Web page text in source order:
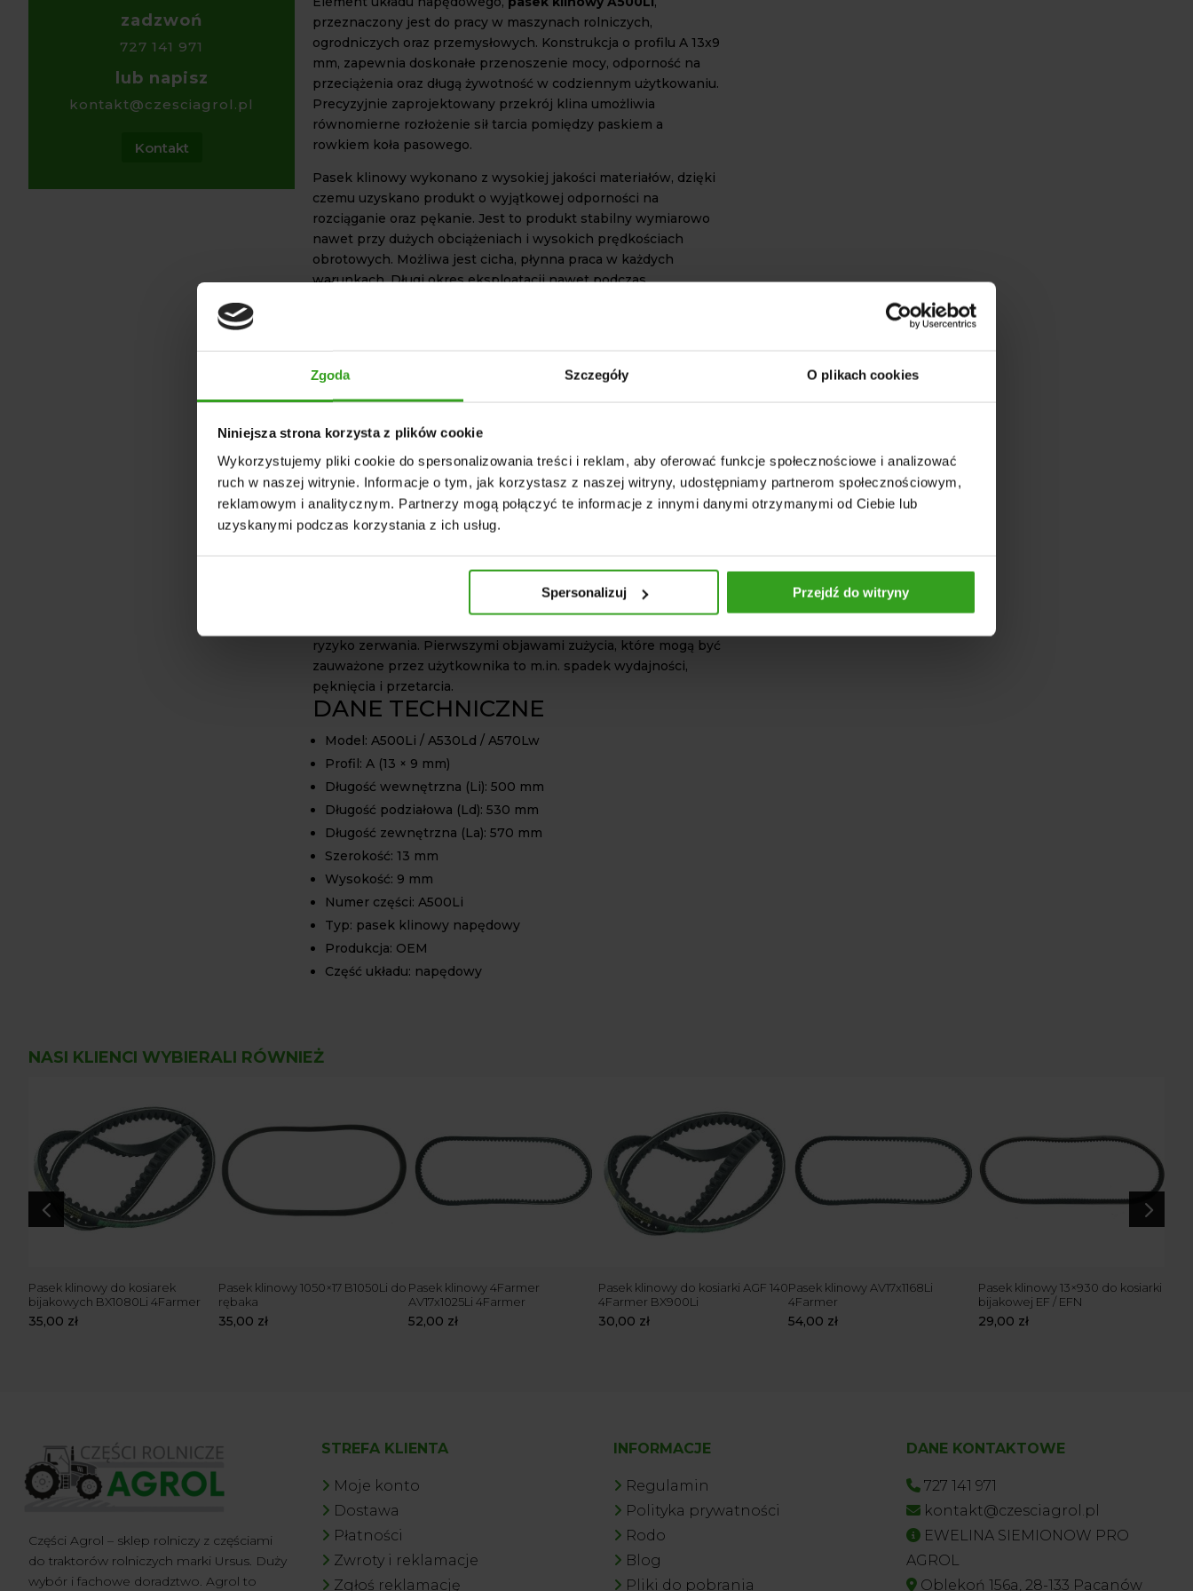
Zgoda Szczegóły O plikach cookies
Niniejsza strona korzysta z plików cookie
Wykorzystujemy pliki cookie do spersonalizowania treści i reklam, aby oferować funkcje społecznościowe i analizować
ruch w naszej witrynie. Informacje o tym, jak korzystasz z naszej witryny, udostępniamy partnerom społecznościowym,
reklamowym i analitycznym. Partnerzy mogą połączyć te informacje z innymi danymi otrzymanymi od Ciebie lub
uzyskanymi podczas korzystania z ich usług.
Spersonalizuj Przejdź do witryny
zadzwoń
727 141 971
lub napisz
kontakt@czesciagrol.pl
Kontakt
przeznaczony jest do pracy w maszynach rolniczych,
ogrodniczych oraz przemysłowych. Konstrukcja o profilu A 13x9
mm, zapewnia doskonałe przenoszenie mocy, odporność na
przeciążenia oraz długą żywotność w codziennym użytkowaniu.
Precyzyjnie zaprojektowany przekrój klina umożliwia
równomierne rozłożenie sił tarcia pomiędzy paskiem a
rowkiem koła pasowego.
Pasek klinowy wykonano z wysokiej jakości materiałów, dzięki
czemu uzyskano produkt o wyjątkowej odporności na
rozciąganie oraz pękanie. Jest to produkt stabilny wymiarowo
nawet przy dużych obciążeniach i wysokich prędkościach
obrotowych. Możliwa jest cicha, płynna praca w każdych
warunkach. Długi okres eksploatacji nawet podczas
PASKÓW KLINOWYCH
Pasek klinowy A500Li
ma szerokie zastosowanie w układach
napędowych maszyn rolniczych kosiarek bijakowych oraz pras,
a także różnych urządzeniach przemysłowych. Dzięki
może być stosowany jako zamiennik oryginalnych części OEM
w wielu modelach urządzeń różnych producentów. Przed
zakupem należy upewnić się jaka długość oraz typ paska jest
wykorzystywany w posiadanym urządzeniu.
kluczowe znaczenie dla ich żywotności oraz wydajności pracy
maszyny. Zbyt luźny pasek może powodować poślizgi i spadki
ryzyko zerwania. Pierwszymi objawami zużycia, które mogą być
zauważone przez użytkownika to m.in. spadek wydajności,
pęknięcia i przetarcia.
DANE TECHNICZNE
Model: A500Li / A530Ld / A570Lw
Profil: A (13 × 9 mm)
Długość wewnętrzna (Li): 500 mm
Długość podziałowa (Ld): 530 mm
Długość zewnętrzna (La): 570 mm
Szerokość: 13 mm
Wysokość: 9 mm
Numer części: A500Li
Typ: pasek klinowy napędowy
Produkcja: OEM
Część układu: napędowy
NASI KLIENCI WYBIERALI RÓWNIEŻ
4
Pasek klinowy do kosiarek
bijakowych BX1080Li 4Farmer
35,00 zł
Pasek klinowy 1050×17 B1050Li do
rębaka
35,00 zł
Pasek klinowy 4Farmer
AV17x1025Li 4Farmer
52,00 zł
Pasek klinowy do kosiarki AGF 140
4Farmer BX900Li
30,00 zł
Pasek klinowy AV17x1168Li
4Farmer
54,00 zł
Pasek klinowy 13×930 do kosiarki
bijakowej EF / EFN
29,00 zł
5
Części Agrol – sklep rolniczy z częściami
do traktorów rolniczych marki Ursus. Duży
wybór i fachowe doradztwo. Agrol to
STREFA KLIENTA
Moje konto
Dostawa
Płatności
Zwroty i reklamacje
Zgłoś reklamację
INFORMACJE
Regulamin
Polityka prywatności
Rodo
Blog
Pliki do pobrania
DANE KONTAKTOWE
727 141 971
kontakt@czesciagrol.pl
EWELINA SIEMIONOW PRO
AGROL
Oblekoń 156a, 28-133 Pacanów